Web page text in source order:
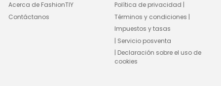
Acerca de FashionTIY
Contáctanos
Política de privacidad |
Términos y condiciones |
Impuestos y tasas
| Servicio posventa
| Declaración sobre el uso de
cookies